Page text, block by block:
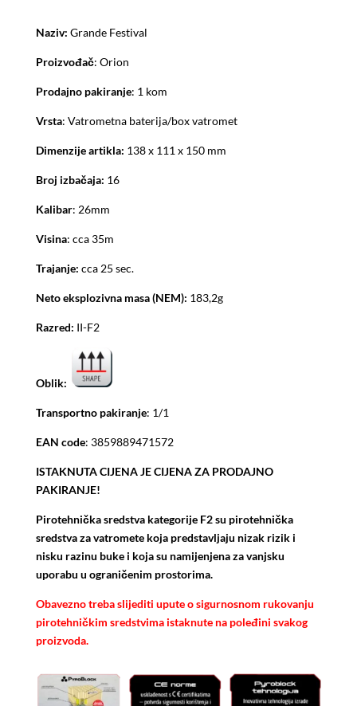
Naziv: Grande Festival
Proizvođač: Orion
Prodajno pakiranje: 1 kom
Vrsta: Vatrometna baterija/box vatromet
Dimenzije artikla: 138 x 111 x 150 mm
Broj izbačaja: 16
Kalibar: 26mm
Visina: cca 35m
Trajanje: cca 25 sec.
Neto eksplozivna masa (NEM): 183,2g
Razred: II-F2
Oblik:
Transportno pakiranje: 1/1
EAN code: 3859889471572
ISTAKNUTA CIJENA JE CIJENA ZA PRODAJNO
PAKIRANJE!
Pirotehnička sredstva kategorije F2 su pirotehnička
sredstva za vatromete koja predstavljaju nizak rizik i
nisku razinu buke i koja su namijenjena za vanjsku
uporabu u ograničenim prostorima.
Obavezno treba slijediti upute o sigurnosnom rukovanju
pirotehničkim sredstvima istaknute na poleđini svakog
proizvoda.